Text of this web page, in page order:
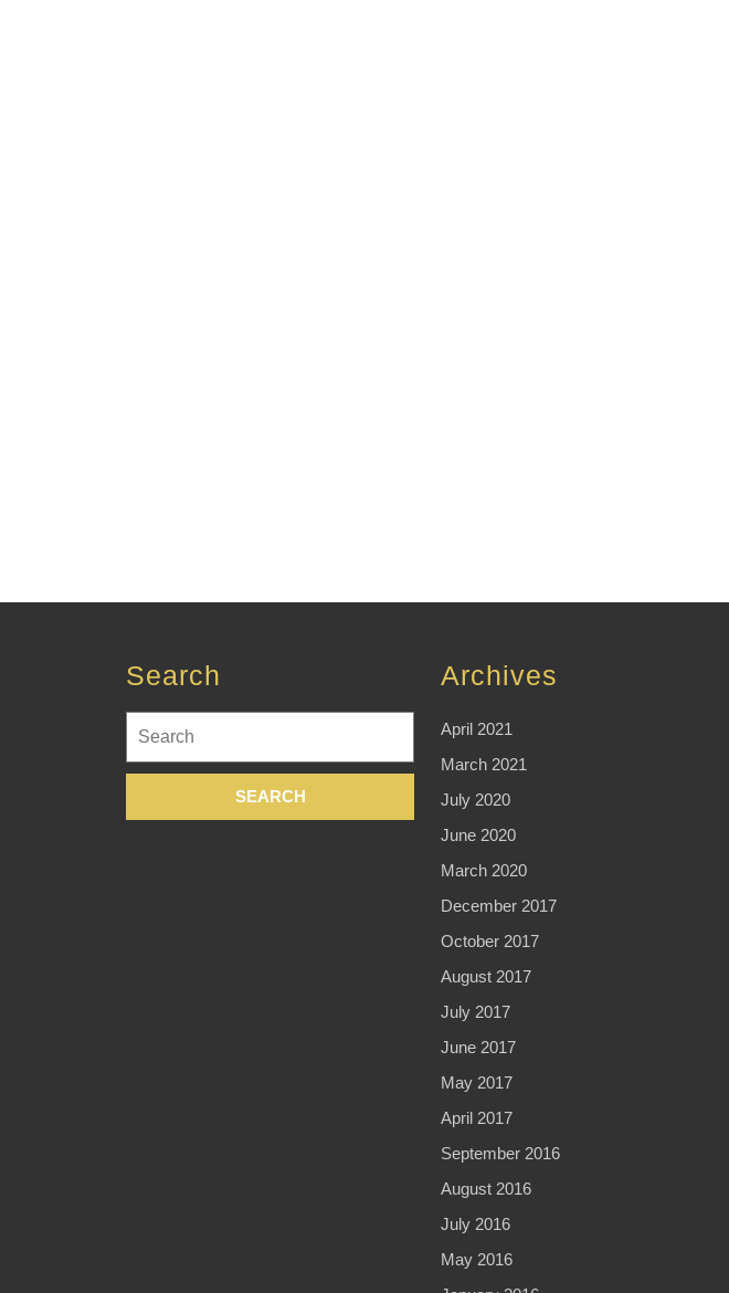
Search
for:
Archives
April 2021
March 2021
July 2020
June 2020
March 2020
December 2017
October 2017
August 2017
July 2017
June 2017
May 2017
April 2017
September 2016
August 2016
July 2016
May 2016